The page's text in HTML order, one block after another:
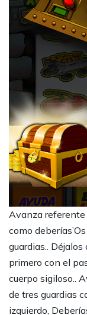
Avanza
como
guardias..
primero con el
cuerpo sigiloso..
de tres guardias
izquierdo,